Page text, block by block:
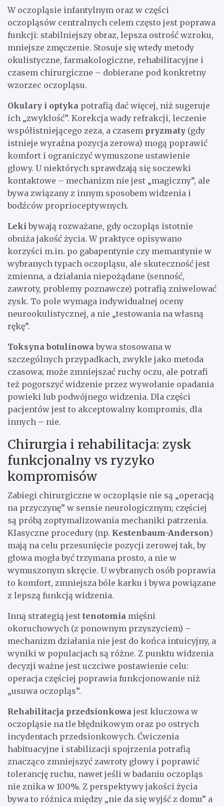
W oczopląsie infantylnym oraz w części
oczopląsów centralnych celem często jest poprawa
funkcji: stabilniejszy obraz, lepsza ostrość wzroku,
mniejsze zmęczenie. Stosuje się wtedy metody
okulistyczne, farmakologiczne, rehabilitacyjne i
czasem chirurgiczne – dobierane pod konkretny
wzorzec oczopląsu.
Okulary i optyka potrafią dać więcej, niż sugeruje
ich „zwykłość”. Korekcja wady refrakcji, leczenie
współistniejącego zeza, a czasem pryzmaty (gdy
istnieje wyraźna pozycja zerowa) mogą poprawić
komfort i ograniczyć wymuszone ustawienie
głowy. U niektórych sprawdzają się soczewki
kontaktowe – mechanizm nie jest „magiczny”, ale
bywa związany z innym sposobem widzenia i
bodźców proprioceptywnych.
Leki bywają rozważane, gdy oczopląs istotnie
obniża jakość życia. W praktyce opisywano
korzyści m.in. po gabapentynie czy memantynie w
wybranych typach oczopląsu, ale skuteczność jest
zmienna, a działania niepożądane (senność,
zawroty, problemy poznawcze) potrafią zniwelować
zysk. To pole wymaga indywidualnej oceny
neurookulistycznej, a nie „testowania na własną
rękę”.
Toksyna botulinowabywa stosowana w
szczególnych przypadkach, zwykle jako metoda
czasowa; może zmniejszać ruchy oczu, ale potrafi
też pogorszyć widzenie przez wywołanie opadania
powieki lub podwójnego widzenia. Dla części
pacjentów jest to akceptowalny kompromis, dla
innych – nie.
Chirurgia i rehabilitacja: zysk
funkcjonalny vs ryzyko
kompromisów
Zabiegi chirurgiczne w oczopląsie nie są „operacją
na przyczynę” w sensie neurologicznym; częściej
są próbą zoptymalizowania mechaniki patrzenia.
Klasyczne procedury (np. Kestenbaum-Anderson)
mają na celu przesunięcie pozycji zerowej tak, by
głowa mogła być trzymana prosto, a nie w
wymuszonym skręcie. U wybranych osób poprawia
to komfort, zmniejsza bóle karku i bywa powiązane
z lepszą funkcją widzenia.
Inną strategią jest tenotomia mięśni
okoruchowych (z ponownym przyszyciem) –
mechanizm działania nie jest do końca intuicyjny, a
wyniki w populacjach są różne. Z punktu widzenia
decyzji ważne jest uczciwe postawienie celu:
operacja częściej poprawia funkcjonowanie niż
„usuwa oczopląs”.
Rehabilitacja przedsionkowa jest kluczowa w
oczopląsie na tle błędnikowym oraz po ostrych
incydentach przedsionkowych. Ćwiczenia
habituacyjne i stabilizacji spojrzenia potrafią
znacząco zmniejszyć zawroty głowy i poprawić
tolerancję ruchu, nawet jeśli w badaniu oczopląs
nie znika w 100%. Z perspektywy jakości życia
bywa to różnica między „nie da się wyjść z domu” a